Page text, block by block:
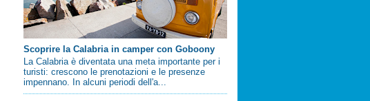
Scoprire la Calabria in camper con Goboony
La Calabria è diventata una meta importante per i
turisti: crescono le prenotazioni e le presenze
impennano. In alcuni periodi dell'a...